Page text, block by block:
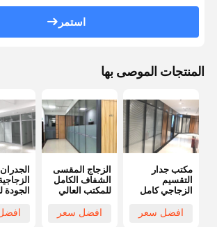
استمر
المنتجات الموصى بها
مكتب جدار
التقسيم
الزجاجي كامل
جدار التقسيم
افضل سعر
الزجاج المقسى
الشفاف الكامل
للمكتب العالي
فرملس
افضل سعر
الجدران
الجودة
المكاتب